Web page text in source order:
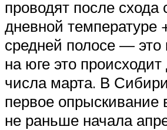
проводят после схода
дневной температуре
средней полосе — это
на юге это
числа марта. В
первое опрыскивание
не раньше начала